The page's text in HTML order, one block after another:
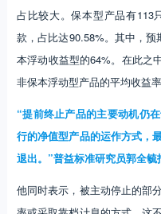
占比较大。保本型产品有113
款，占比达90.58%。其中，
本浮动收益型的64%。在此之
非保本浮动型产品的平均收益
“提前终止产品的主要动机仍
行的净值型产品的运作方式，
退出。”普益标准研究员郭全毓
他同时表示，被主动停止的部